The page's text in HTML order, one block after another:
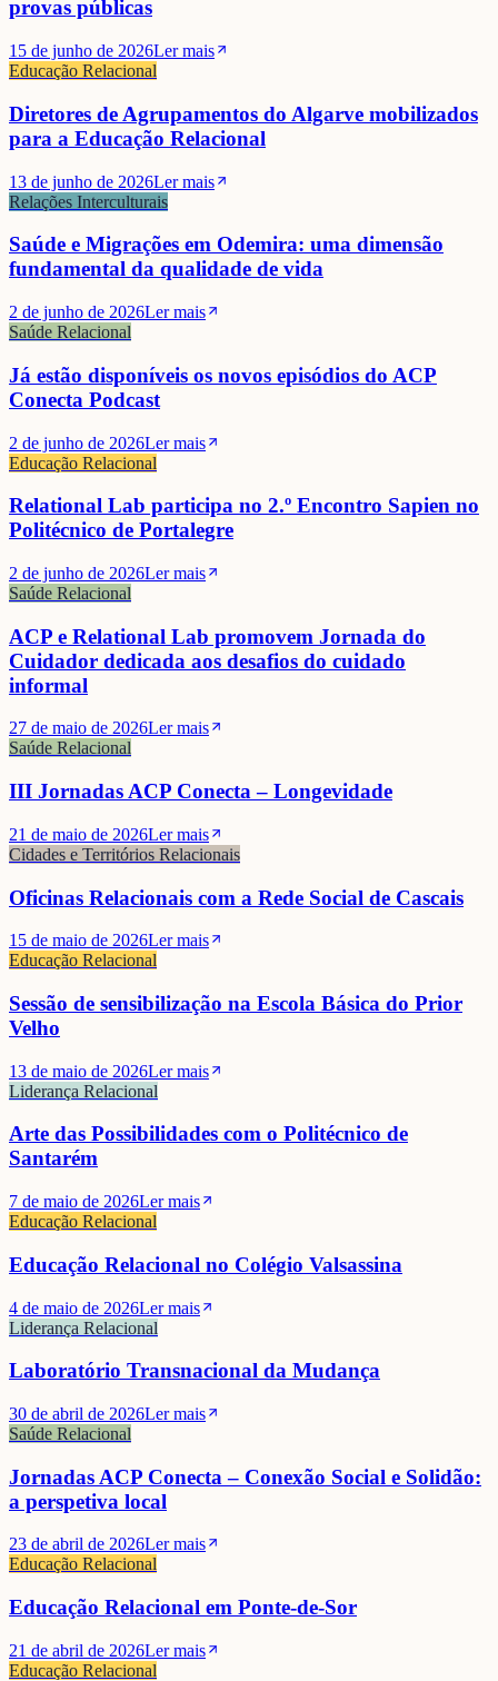
provas públicas
15 de junho de 2026Ler mais
Educação Relacional
Diretores de Agrupamentos do Algarve mobilizados
para a Educação Relacional
13 de junho de 2026Ler mais
Relações Interculturais
Saúde e Migrações em Odemira: uma dimensão
fundamental da qualidade de vida
2 de junho de 2026Ler mais
Saúde Relacional
Já estão disponíveis os novos episódios do ACP
Conecta Podcast
2 de junho de 2026Ler mais
Educação Relacional
Relational Lab participa no 2.º Encontro Sapien no
Politécnico de Portalegre
2 de junho de 2026Ler mais
Saúde Relacional
ACP e Relational Lab promovem Jornada do
Cuidador dedicada aos desafios do cuidado
informal
27 de maio de 2026Ler mais
Saúde Relacional
III Jornadas ACP Conecta – Longevidade
21 de maio de 2026Ler mais
Cidades e Territórios Relacionais
Oficinas Relacionais com a Rede Social de Cascais
15 de maio de 2026Ler mais
Educação Relacional
Sessão de sensibilização na Escola Básica do Prior
Velho
13 de maio de 2026Ler mais
Liderança Relacional
Arte das Possibilidades com o Politécnico de
Santarém
7 de maio de 2026Ler mais
Educação Relacional
Educação Relacional no Colégio Valsassina
4 de maio de 2026Ler mais
Liderança Relacional
Laboratório Transnacional da Mudança
30 de abril de 2026Ler mais
Saúde Relacional
Jornadas ACP Conecta – Conexão Social e Solidão:
a perspetiva local
23 de abril de 2026Ler mais
Educação Relacional
Educação Relacional em Ponte-de-Sor
21 de abril de 2026Ler mais
Educação Relacional